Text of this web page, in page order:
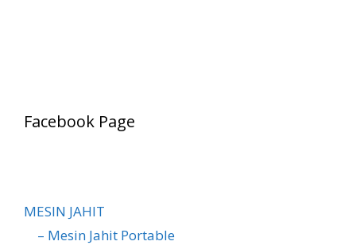
Facebook Page
MESIN JAHIT
– Mesin Jahit Portable